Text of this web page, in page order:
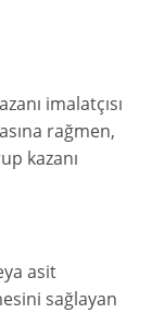
imalatçısı
rağmen,
kazanı
asit
sağlayan